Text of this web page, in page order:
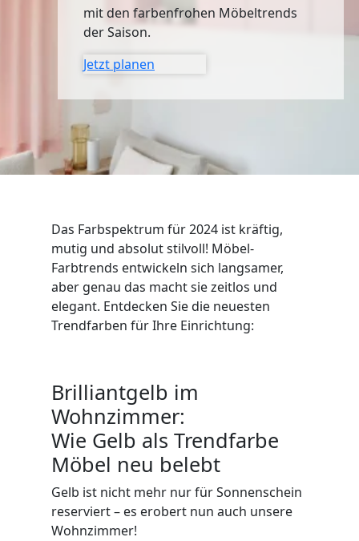
mit den farbenfrohen Möbeltrends
der Saison.
Jetzt planen
Das Farbspektrum für 2024 ist kräftig,
mutig und absolut stilvoll! Möbel-
Farbtrends entwickeln sich langsamer,
aber genau das macht sie zeitlos und
elegant. Entdecken Sie die neuesten
Trendfarben für Ihre Einrichtung:
Brilliantgelb im
Wohnzimmer:
Wie Gelb als Trendfarbe
Möbel neu belebt
Gelb ist nicht mehr nur für Sonnenschein
reserviert – es erobert nun auch unsere
Wohnzimmer!
SIDEBOARDS
TV-MÖBEL
FLURMÖBEL
ECKLÖSUNGEN
SCHIEBETÜREN & SCHIEBETÜRSCHRÄNKE
APOTHEKERSCHRANK
EINZELTEILE
ALLE ANZEIGEN